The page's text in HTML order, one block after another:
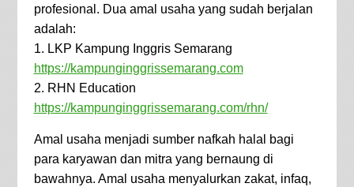
profesional. Dua amal usaha yang sudah berjalan
adalah:
1. LKP Kampung Inggris Semarang
https://kampunginggrissemarang.com
2. RHN Education
https://kampunginggrissemarang.com/rhn/
Amal usaha menjadi sumber nafkah halal bagi
para karyawan dan mitra yang bernaung di
bawahnya. Amal usaha menyalurkan zakat, infaq,